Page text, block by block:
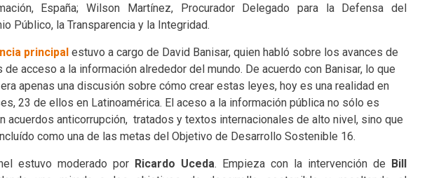
España; Wilson Martínez, Procurador Delegado para la Defensa del
Público, la Transparencia y la Integridad.
principal estuvo a cargo de David Banisar, quien habló sobre los avances de
de acceso a la información alrededor del mundo. De acuerdo con Banisar, lo que
apenas una discusión sobre cómo crear estas leyes, hoy es una realidad en
23 de ellos en Latinoamérica. El aceso a la información pública no sólo es
acuerdos anticorrupción, tratados y textos internacionales de alto nivel, sino que
como una de las metas del Objetivo de Desarrollo Sostenible 16.
estuvo moderado por Ricardo Uceda. Empieza con la intervención de Bill